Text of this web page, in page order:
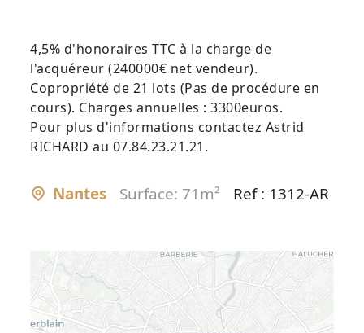
4,5% d'honoraires TTC à la charge de
l'acquéreur (240000€ net vendeur).
Copropriété de 21 lots (Pas de procédure en
cours). Charges annuelles : 3300euros.
Pour plus d'informations contactez Astrid
RICHARD au 07.84.23.21.21.
Nantes Surface: 71m² Ref : 1312-AR